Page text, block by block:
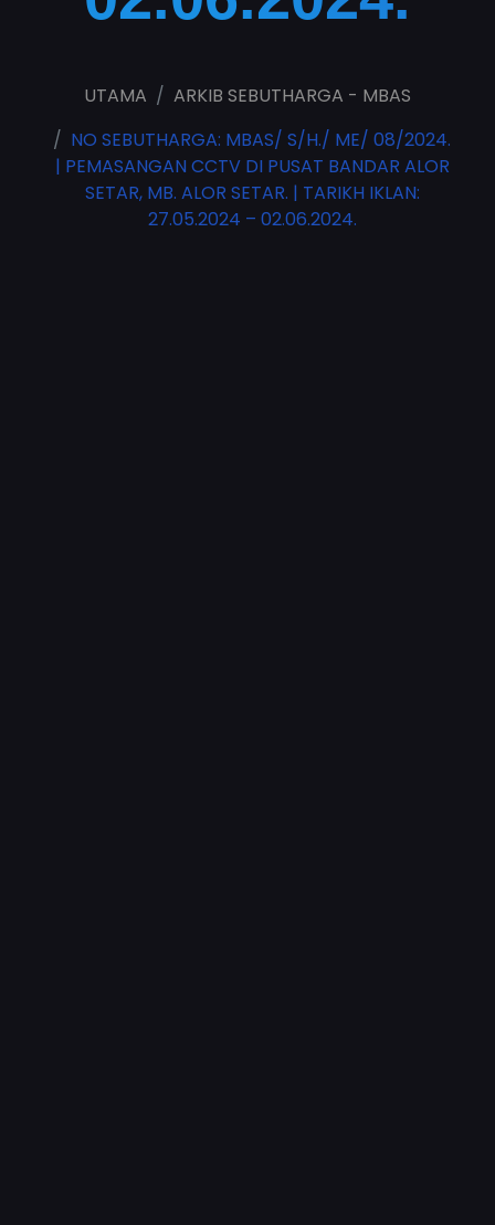
UTAMA
ARKIB SEBUTHARGA - MBAS
NO SEBUTHARGA: MBAS/ S/H./ ME/ 08/2024.
| PEMASANGAN CCTV DI PUSAT BANDAR ALOR
SETAR, MB. ALOR SETAR. | TARIKH IKLAN:
27.05.2024 – 02.06.2024.